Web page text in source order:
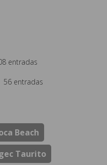
entradas
56 entradas
Beach
Taurito